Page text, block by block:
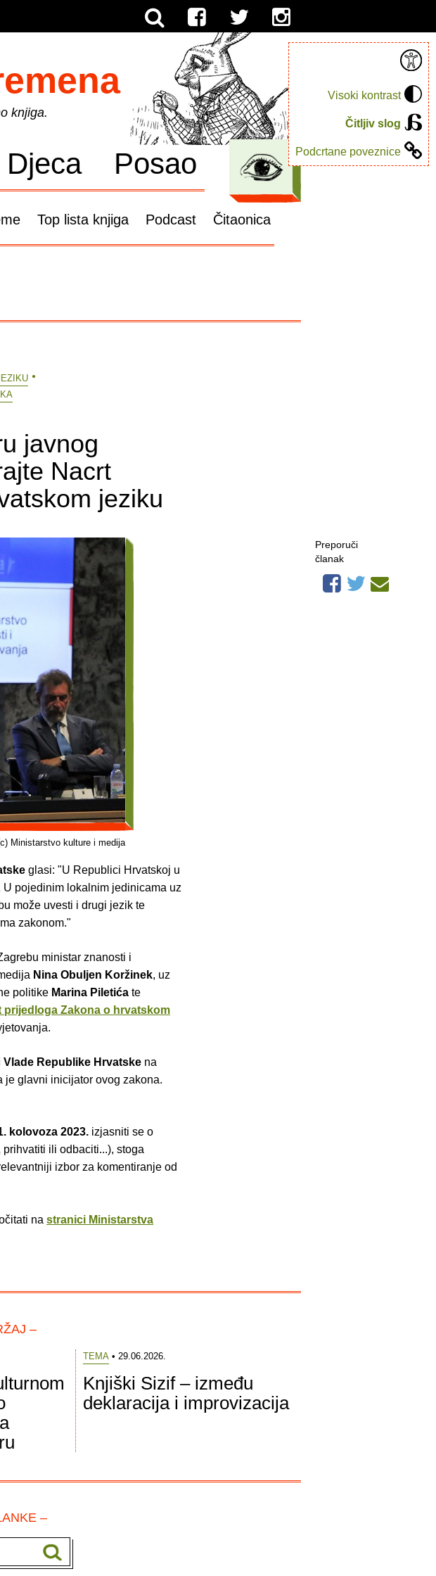
Visoki kontrast
Čitljiv slog
Podcrtane poveznice
knjiga.
Djeca Posao
Top lista knjiga Podcast Čitaonica
javnog
Nacrt
jeziku
Ministarstvo kulture i medija
glasi: "U Republici Hrvatskoj u
pojedinim lokalnim jedinicama uz
može uvesti i drugi jezik te
zakonom."
ministar znanosti i
Nina Obuljen Koržinek, uz
politike Marina Piletića te
prijedloga Zakona o hrvatskom
Vlade Republike Hrvatske na
je glavni inicijator ovog zakona.
kolovoza 2023. izjasniti se o
ili odbaciti...), stoga
izbor za komentiranje od
na stranici Ministarstva
Preporuči
članak
–
TEMA• 29.06.2026.
Knjiški Sizif – između
deklaracija i improvizacija
–